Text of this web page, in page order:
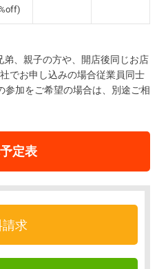
、親子の方や、開店後同じお店
でお申し込みの場合従業員同士
参加をご希望の場合は、別途ご相
定表
求